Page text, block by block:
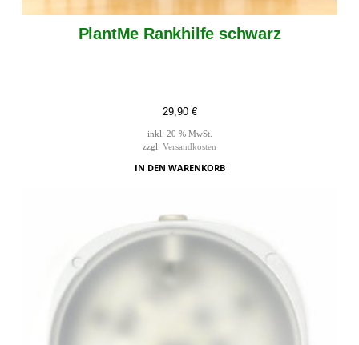
PlantMe Rankhilfe schwarz
29,90 €
inkl. 20 % MwSt.
zzgl. Versandkosten
IN DEN WARENKORB